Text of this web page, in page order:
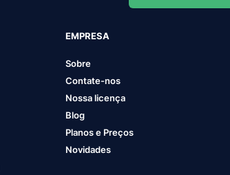
EMPRESA
Sobre
Contate-nos
Nossa licença
Blog
Planos e Preços
Novidades